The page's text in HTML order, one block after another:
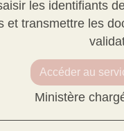
les identifiants
transmettre les
Accéder au
Ministère